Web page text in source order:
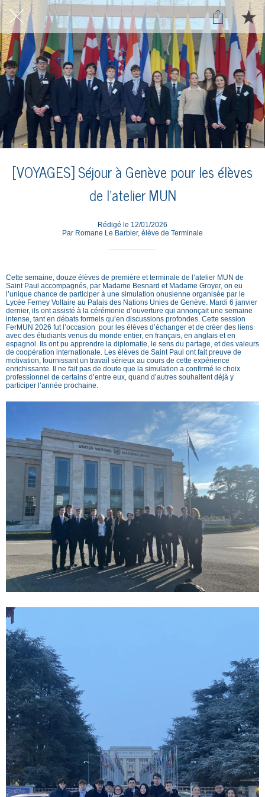
[VOYAGES] Séjour à Genève pour les élèves
de l'atelier MUN
Rédigé le 12/01/2026
Par Romane Le Barbier, élève de Terminale
Cette semaine, douze élèves de première et terminale de l’atelier MUN de
Saint Paul accompagnés, par Madame Besnard et Madame Groyer, on eu
l’unique chance de participer à une simulation onusienne organisée par le
Lycée Ferney Voltaire au Palais des Nations Unies de Genève. Mardi 6 janvier
dernier, ils ont assisté à la cérémonie d’ouverture qui annonçait une semaine
intense, tant en débats formels qu’en discussions profondes. Cette session
FerMUN 2026 fut l’occasion pour les élèves d’échanger et de créer des liens
avec des étudiants venus du monde entier, en français, en anglais et en
espagnol. Ils ont pu apprendre la diplomatie, le sens du partage, et des valeurs
de coopération internationale. Les élèves de Saint Paul ont fait preuve de
motivation, fournissant un travail sérieux au cours de cette expérience
enrichissante. Il ne fait pas de doute que la simulation a confirmé le choix
professionnel de certains d’entre eux, quand d’autres souhaitent déjà y
participer l’année prochaine.